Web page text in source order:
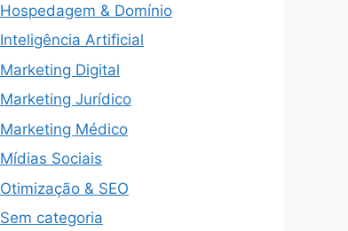
Hospedagem & Domínio
Inteligência Artificial
Marketing Digital
Marketing Jurídico
Marketing Médico
Mídias Sociais
Otimização & SEO
Sem categoria